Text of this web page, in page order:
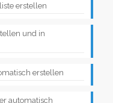
erstellen
und in
erstellen
automatisch